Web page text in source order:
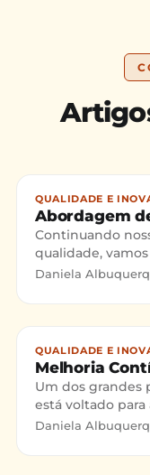
QUALIDADE E
Abordagem
Continuando
qualidade,
abordagem de
Daniela
QUALIDADE E
Melhoria
Um dos grandes
está voltado para
evolução é
Daniela